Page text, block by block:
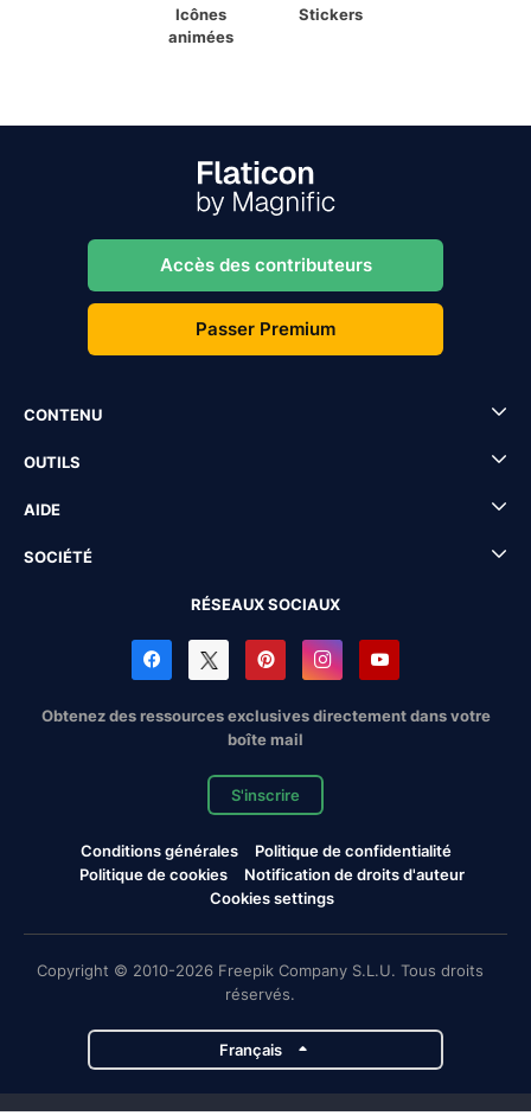
Icônes
animées
Stickers
Accès des contributeurs
Passer Premium
CONTENU
OUTILS
AIDE
SOCIÉTÉ
RÉSEAUX SOCIAUX
Obtenez des ressources exclusives directement dans votre
boîte mail
S'inscrire
Conditions générales
Politique de confidentialité
Politique de cookies
Notification de droits d'auteur
Cookies settings
Copyright © 2010-2026 Freepik Company S.L.U. Tous droits
réservés.
Français